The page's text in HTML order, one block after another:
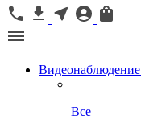
Видеонаблюдение
Все